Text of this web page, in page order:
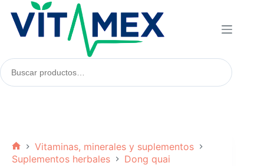
contenido
Buscar
productos:
Inicio
Vitaminas, minerales y suplementos
Suplementos herbales
Dong quai